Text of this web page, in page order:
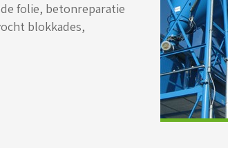
folie, betonreparatie
blokkades,